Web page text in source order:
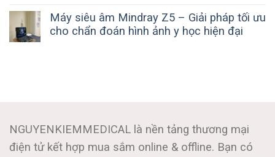
Máy siêu âm Mindray Z5 – Giải pháp tối ưu
cho chẩn đoán hình ảnh y học hiện đại
NGUYENKIEMMEDICAL là nền tảng thương mại
điện tử kết hợp mua sắm online & offline. Bạn có